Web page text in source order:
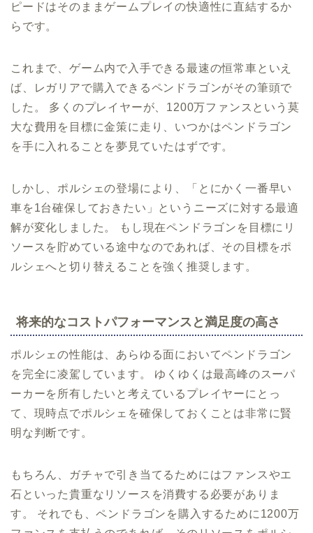
ピードはそのままゲームプレイの快適性に直結するか
らです。
これまで、ゲーム内で入手できる最速の恒常車といえ
ば、レガリアで購入できるペンドラゴンがその筆頭で
した。 多くのプレイヤーが、1200万ファンスという莫
大な費用を目標に金策に走り、いつかはペンドラゴン
を手に入れることを夢見ていたはずです。
しかし、ポルシェの登場により、「とにかく一番早い
車を1台確保しておきたい」というニーズに対する最適
解が変化しました。 もし現在ペンドラゴンを目標にリ
ソースを貯めている途中なのであれば、その目標をポ
ルシェへと切り替えることを強く推奨します。
将来的なコストパフォーマンスと満足度の高さ
ポルシェの性能は、あらゆる面においてペンドラゴン
を完全に凌駕しています。 ゆくゆくは最高峰のスーパ
ーカーを所有したいと考えているプレイヤーにとっ
て、現時点でポルシェを確保しておくことは非常に賢
明な判断です。
もちろん、ガチャで引き当てるためにはファンスやエ
石といった貴重なリソースを消費する必要がありま
す。 それでも、ペンドラゴンを購入するために1200万